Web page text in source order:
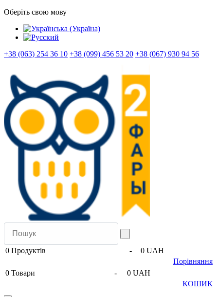
Оберіть свою мову
+38 (063) 254 36 10 +38 (099) 456 53 20 +38 (067) 930 94 56
0 Продуктів -
0 UAH
Порівняння
0 Товари -
0 UAH
КОШИК